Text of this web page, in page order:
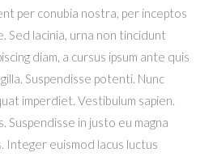
per conubia nostra, per inceptos
Sed lacinia, urna non tincidunt
diam, a cursus ipsum ante quis
Suspendisse potenti. Nunc
imperdiet. Vestibulum sapien.
Suspendisse in justo eu magna
Integer euismod lacus luctus